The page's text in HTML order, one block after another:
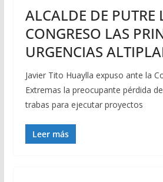
ALCALDE DE PUTRE
CONGRESO LAS
URGENCIAS
Javier Tito Huaylla expuso ante la
Extremas la preocupante pérdida
trabas para ejecutar proyectos
Leer más